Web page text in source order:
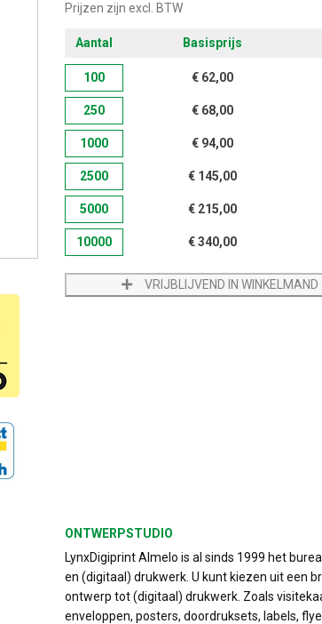
Prijzen zijn excl. BTW
Aantal Basisprijs
100 € 62,00
250 € 68,00
1000 € 94,00
2500 € 145,00
5000 € 215,00
10000 € 340,00
VRIJBLIJVEND IN WINKELMAND
ONTWERPSTUDIO
LynxDigiprint Almelo is al sinds 1999 het
en (digitaal) drukwerk. U kunt kiezen uit een
ontwerp tot (digitaal) drukwerk. Zoals
enveloppen, posters, doordruksets, labels,